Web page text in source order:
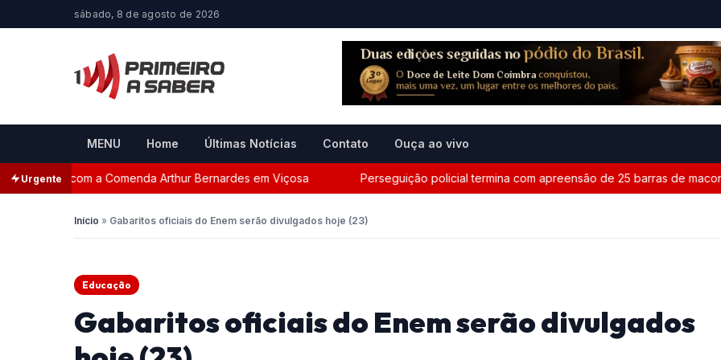
sábado, 8 de agosto de 2026
MENU Home Últimas Notícias Contato Ouça ao vivo
Urgente
com a Comenda Arthur Bernardes em Viçosa Perseguição policial termina com apreensão de 25 barras de maconha
Início » Gabaritos oficiais do Enem serão divulgados hoje (23)
Educação
Gabaritos oficiais do Enem serão divulgados